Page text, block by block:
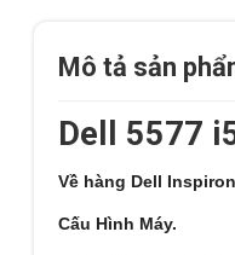
Mô tả sản
Dell 5577
Về hàng Dell
Cấu Hình Máy.